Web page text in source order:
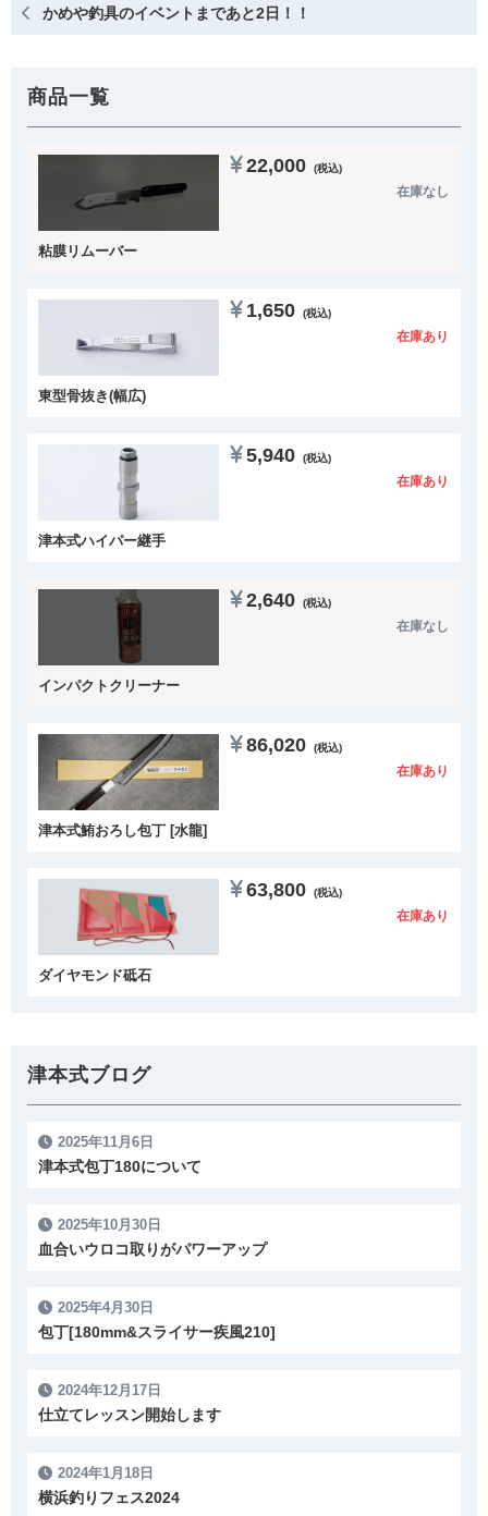
かめや釣具のイベントまであと2日！！
商品一覧
22,000 (税込)
在庫なし
粘膜リムーバー
1,650 (税込)
在庫あり
東型骨抜き(幅広)
5,940 (税込)
在庫あり
津本式ハイパー継手
2,640 (税込)
在庫なし
インパクトクリーナー
86,020 (税込)
在庫あり
津本式鮪おろし包丁 [水龍]
63,800 (税込)
在庫あり
ダイヤモンド砥石
津本式ブログ
2025年11月6日
津本式包丁180について
2025年10月30日
血合いウロコ取りがパワーアップ
2025年4月30日
包丁[180mm&スライサー疾風210]
2024年12月17日
仕立てレッスン開始します
2024年1月18日
横浜釣りフェス2024